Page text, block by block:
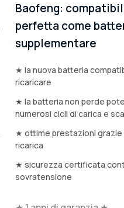
Baofeng:
perfetta come
supplementare
★ la nuova batteria
ricaricare
★ la batteria non perde
numerosi cicli di carica e
★ ottime prestazioni grazie
ricarica
★ sicurezza certificata
sovratensione